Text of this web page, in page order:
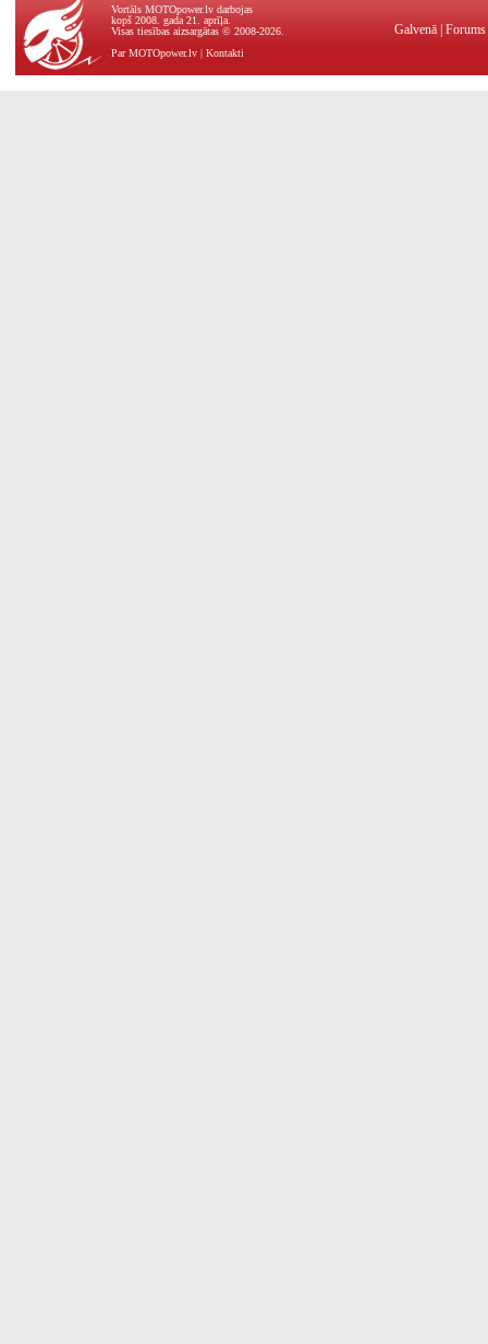
Vortāls MOTOpower.lv darbojas
kopš 2008. gada 21. aprīļa.
Visas tiesības aizsargātas © 2008-2026.
Par MOTOpower.lv | Kontakti
Galvenā Forums